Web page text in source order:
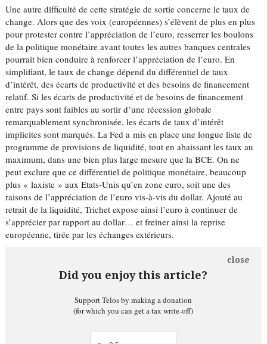
Une autre difficulté de cette stratégie de sortie concerne le taux de
change. Alors que des voix (européennes) s’élèvent de plus en plus
pour protester contre l’appréciation de l’euro, resserrer les boulons
de la politique monétaire avant toutes les autres banques centrales
pourrait bien conduire à renforcer l’appréciation de l’euro. En
simplifiant, le taux de change dépend du différentiel de taux
d’intérêt, des écarts de productivité et des besoins de financement
relatif. Si les écarts de productivité et de besoins de financement
entre pays sont faibles au sortir d’une récession globale
remarquablement synchronisée, les écarts de taux d’intérêt
implicites sont marqués. La Fed a mis en place une longue liste de
programme de provisions de liquidité, tout en abaissant les taux au
maximum, dans une bien plus large mesure que la BCE. On ne
peut exclure que ce différentiel de politique monétaire, beaucoup
plus « laxiste » aux Etats-Unis qu’en zone euro, soit une des
raisons de l’appréciation de l’euro vis-à-vis du dollar. Ajouté au
retrait de la liquidité, Trichet expose ainsi l’euro à continuer de
s’apprécier par rapport au dollar… et freiner ainsi la reprise
européenne, tirée par les échanges extérieurs.
Did you enjoy this article?
close
Support Telos by making a donation
(for which you can get a tax write-off)